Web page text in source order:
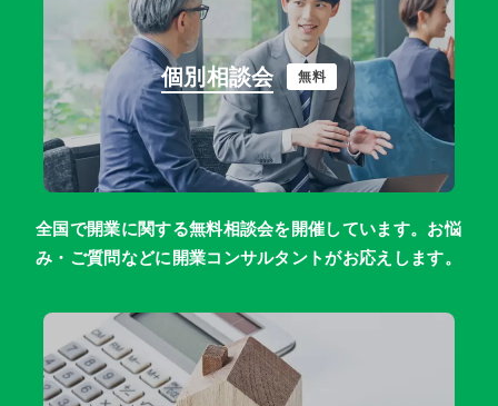
個別相談会 無料
全国で開業に関する無料相談会を開催しています。お悩
み・ご質問などに開業コンサルタントがお応えします。